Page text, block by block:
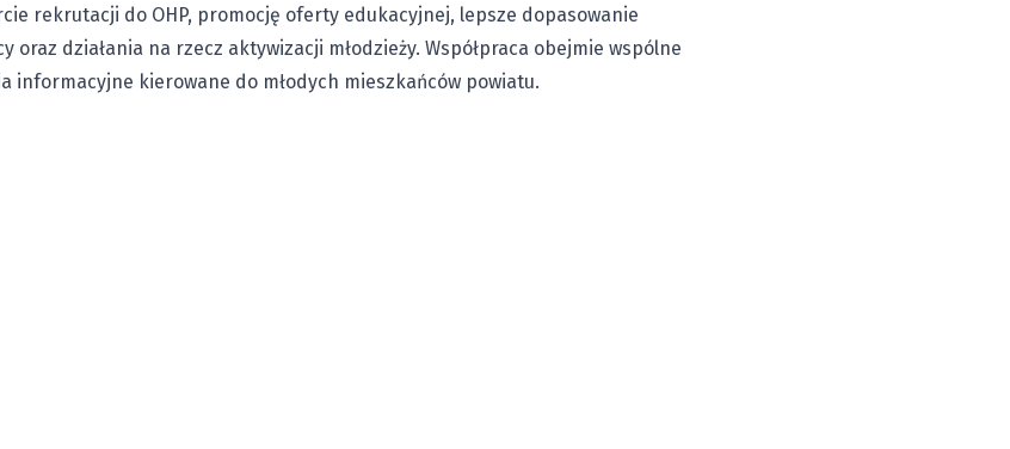
rekrutacji do OHP, promocję oferty edukacyjnej, lepsze dopasowanie
oraz działania na rzecz aktywizacji młodzieży. Współpraca obejmie wspólne
informacyjne kierowane do młodych mieszkańców powiatu.